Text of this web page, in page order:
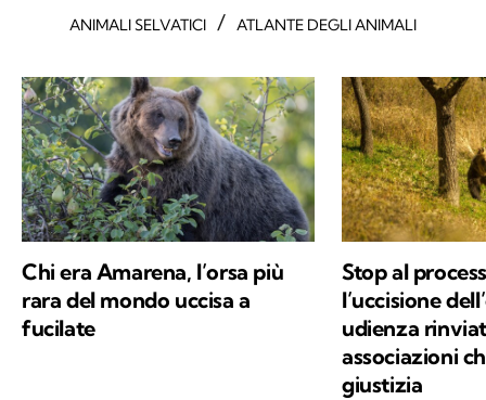
ANIMALI SELVATICI / ATLANTE DEGLI ANIMALI
Chi era Amarena, l’orsa più
rara del mondo uccisa a
fucilate
Stop al
l’uccisione
udienza
associazioni
giustizia